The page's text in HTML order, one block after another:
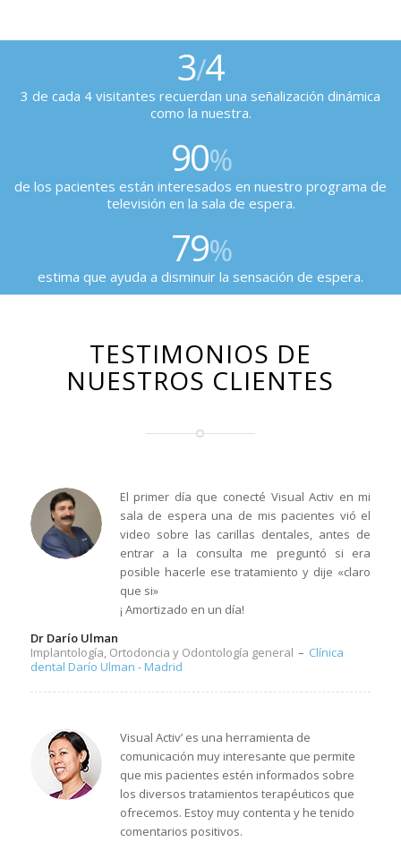
3/4
3 de cada 4 visitantes recuerdan una señalización dinámica
como la nuestra.
90%
de los pacientes están interesados en nuestro programa de
televisión en la sala de espera.
79%
estima que ayuda a disminuir la sensación de espera.
TESTIMONIOS DE
NUESTROS CLIENTES
El primer día que conecté Visual Activ en mi
sala de espera una de mis pacientes vió el
video sobre las carillas dentales, antes de
entrar a la consulta me preguntó si era
posible hacerle ese tratamiento y dije «claro
que si»
¡ Amortizado en un día!
Dr Darío Ulman
Implantología, Ortodoncia y Odontología general – Clínica
dental Darío Ulman - Madrid
Visual Activ’ es una herramienta de
comunicación muy interesante que permite
que mis pacientes estén informados sobre
los diversos tratamientos terapéuticos que
ofrecemos. Estoy muy contenta y he tenido
comentarios positivos.